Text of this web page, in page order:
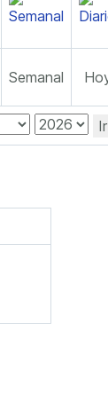
Semanal